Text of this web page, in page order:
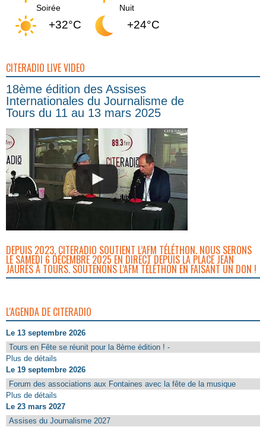
Soirée
+32°C
Nuit
+24°C
CITERADIO LIVE VIDEO
18ème édition des Assises
Internationales du Journalisme de
Tours du 11 au 13 mars 2025
DEPUIS 2023, CITERADIO SOUTIENT L’AFM TÉLÉTHON. NOUS SERONS
LE SAMEDI 6 DÉCEMBRE 2025 EN DIRECT DEPUIS LA PLACE JEAN
JAURÈS À TOURS. SOUTENONS L’AFM TÉLÉTHON EN FAISANT UN DON !
L'AGENDA DE CITERADIO
Le 13 septembre 2026
Tours en Fête se réunit pour la 8ème édition ! -
Plus de détails
Le 19 septembre 2026
Forum des associations aux Fontaines avec la fête de la musique
Plus de détails
Le 23 mars 2027
Assises du Journalisme 2027